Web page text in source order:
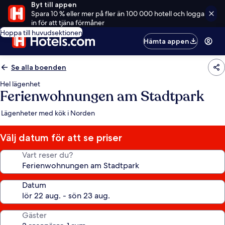
Byt till appen
Spara 10 % eller mer på fler än 100 000 hotell och logga
in för att tjäna förmåner
Hoppa till huvudsektionen
Hämta appen
Se alla boenden
Hel lägenhet
Ferienwohnungen am Stadtpark
Lägenheter med kök i Norden
Välj datum för att se priser
Vart reser du?
Datum
Gäster